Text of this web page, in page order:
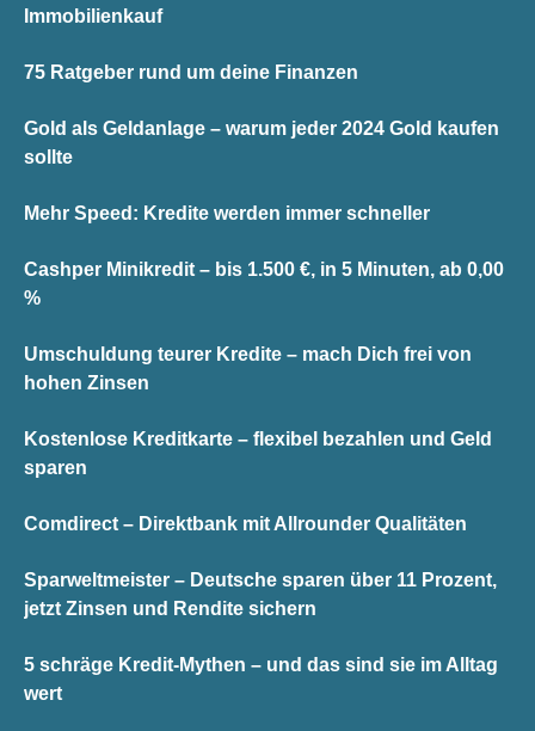
Immobilienkauf
75 Ratgeber rund um deine Finanzen
Gold als Geldanlage – warum jeder 2024 Gold kaufen
sollte
Mehr Speed: Kredite werden immer schneller
Cashper Minikredit – bis 1.500 €, in 5 Minuten, ab 0,00
%
Umschuldung teurer Kredite – mach Dich frei von
hohen Zinsen
Kostenlose Kreditkarte – flexibel bezahlen und Geld
sparen
Comdirect – Direktbank mit Allrounder Qualitäten
Sparweltmeister – Deutsche sparen über 11 Prozent,
jetzt Zinsen und Rendite sichern
5 schräge Kredit-Mythen – und das sind sie im Alltag
wert